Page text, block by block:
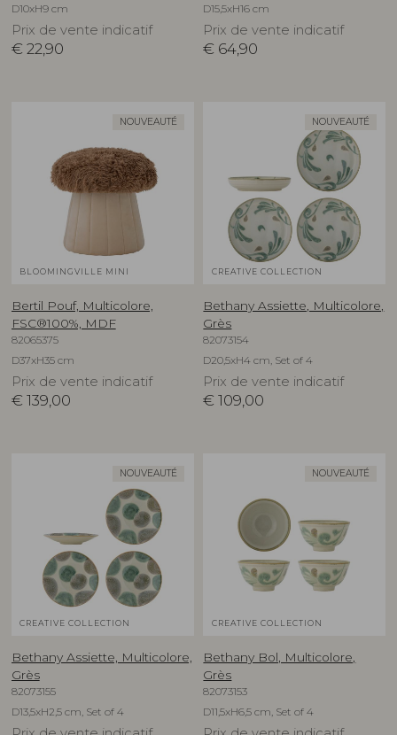
D10xH9 cm
Prix de vente indicatif
€ 22,90
D15,5xH16 cm
Prix de vente indicatif
€ 64,90
NOUVEAUTÉ
BLOOMINGVILLE MINI
Bertil Pouf, Multicolore,
FSC®100%, MDF
82065375
D37xH35 cm
Prix de vente indicatif
€ 139,00
NOUVEAUTÉ
CREATIVE COLLECTION
Bethany Assiette, Multicolore,
Grès
82073154
D20,5xH4 cm, Set of 4
Prix de vente indicatif
€ 109,00
NOUVEAUTÉ
CREATIVE COLLECTION
Bethany Assiette, Multicolore,
Grès
82073155
D13,5xH2,5 cm, Set of 4
NOUVEAUTÉ
CREATIVE COLLECTION
Bethany Bol, Multicolore,
Grès
82073153
D11,5xH6,5 cm, Set of 4